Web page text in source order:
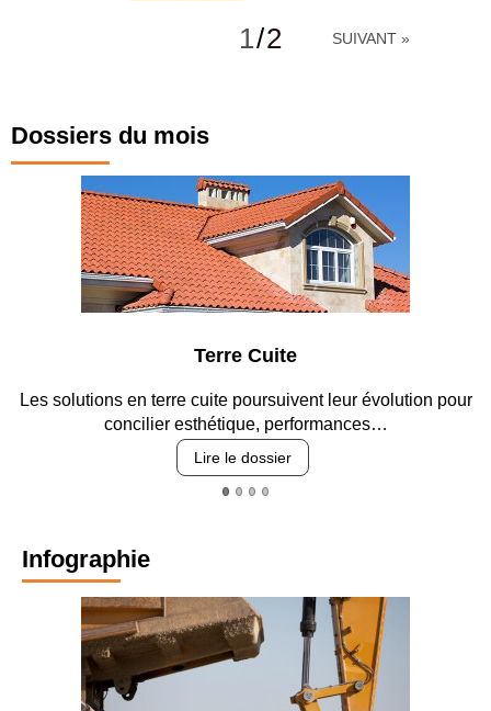
1/2 SUIVANT »
Dossiers du mois
Entre circulation, sécurisation des accès, durabilité des
revêtements et intégration…
Lire le dossier
Infographie